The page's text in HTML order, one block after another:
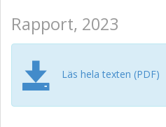
Rapport, 2023
Läs hela texten (PDF)